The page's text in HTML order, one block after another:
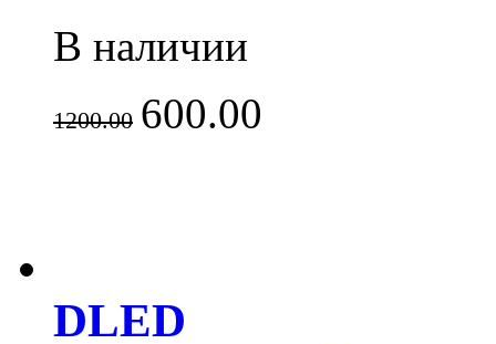
В наличии
1200.00 600.00
DLED